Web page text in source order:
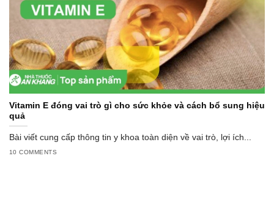
Vitamin E đóng vai trò gì cho sức khỏe và cách bổ sung hiệu
quả
Bài viết cung cấp thông tin y khoa toàn diện về vai trò, lợi ích...
10 COMMENTS